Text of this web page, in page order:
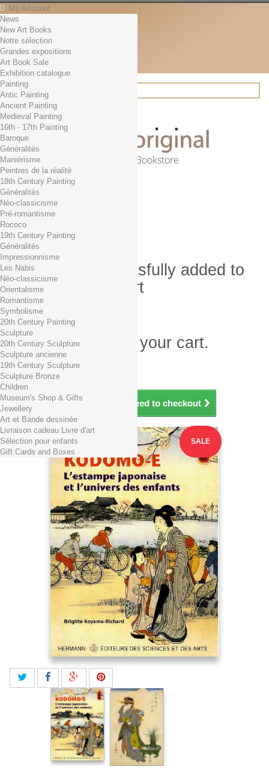
My Account
Contact
English
English
Français
News
Search
Online Art Bookstore
Cart (empty)
No products
Free shipping!
0,00 € Total
Check out
Product successfully added to
your shopping cart
Quantity
Total
There is 1 item in your cart.
Total products (tax incl.)
Total shipping TTC
Total (tax incl.)
Continue shopping Proceed to checkout
News
New Art Books
Notre sélection
Grandes expositions
Art Book Sale
Exhibition catalogue
Painting
Antic Painting
Ancient Painting
Medieval Painting
16th - 17th Painting
Baroque
Généralités
Maniérisme
Peintres de la réalité
18th Century Painting
Généralités
Néo-classicisme
Pré-romantisme
Rococo
19th Century Painting
Généralités
Impressionnisme
Les Nabis
Néo-classicisme
Orientalisme
Romantisme
Symbolisme
20th Century Painting
Sculpture
20th Century Sculpture
Sculpture ancienne
19th Century Sculpture
Sculpture Bronze
Children
Museum's Shop & Gifts
Jewellery
Art et Bande dessinée
Livraison cadeau Livre d'art
Sélection pour enfants
Gift Cards and Boxes
SALE